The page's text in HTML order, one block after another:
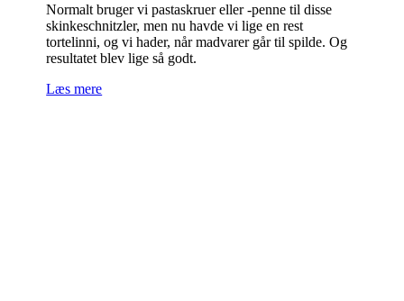
Normalt bruger vi pastaskruer eller -penne til disse
skinkeschnitzler, men nu havde vi lige en rest
tortelinni, og vi hader, når madvarer går til spilde. Og
resultatet blev lige så godt.
Læs mere